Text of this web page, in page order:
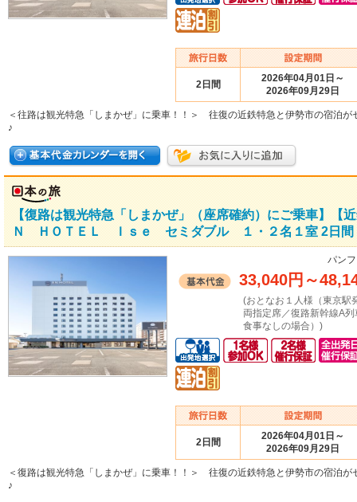
2日間
2026年04月01日～
2026年09月29日
＜往路は観光特急「しまかぜ」に乗車！！＞ 往復の近鉄特急と伊勢市の宿泊が
♪
【復路は観光特急「しまかぜ」（座席確約）にご乗車】【
Ｎ ＨＯＴＥＬ Ｉｓｅ セミダブル １・２名１室 2日間
パン
33,040円 ～
(おとなお１人様（東京駅
両指定席／復路新幹線A
食事なしの場合）)
2日間
2026年04月01日～
2026年09月29日
＜復路は観光特急「しまかぜ」に乗車！！＞ 往復の近鉄特急と伊勢市の宿泊が
♪